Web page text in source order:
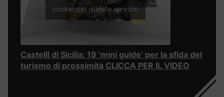
cookie per questo servizio
Castelli di Sicilia: 19 ‘mini guide’ per la sfida del
turismo di prossimità CLICCA PER IL VIDEO